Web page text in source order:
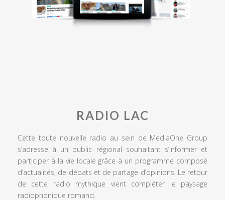
RADIO LAC
Cette toute nouvelle radio au sein de MediaOne Group
s’adresse à un public régional souhaitant s’informer et
participer à la vie locale grâce à un programme composé
d’actualités, de débats et de partage d’opinions. Le retour
de cette radio mythique vient compléter le paysage
radiophonique romand.